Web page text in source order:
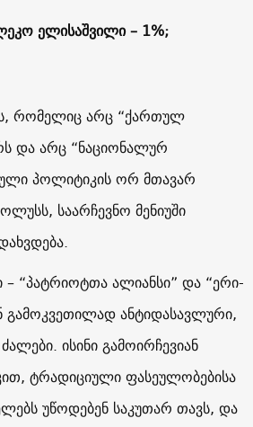
ელისაშვილი – 1%;
რომელიც არც “ქართულ
და არც “ნაციონალურ
პოლიტიკის ორ მთავარ
საარჩევნო მენიუში
– “პატრიოტთა ალიანსი” და “ერი-
გამოკვეთილად ანტიდასავლური,
ისინი გამოირჩევიან
ტრადიციული ფასეულობებისა
უწოდებენ საკუთარ თავს, და